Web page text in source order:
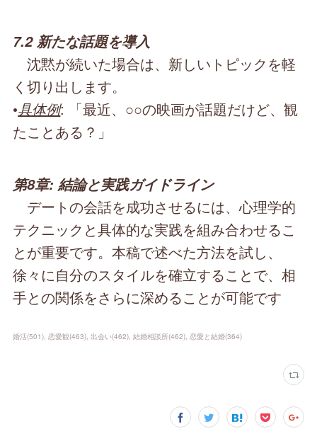
7.2 新たな話題を導入
沈黙が続いた場合は、新しいトピックを軽
く切り出します。
•具体例: 「最近、○○の映画が話題だけど、観
たことある？」
第8章: 結論と実践ガイドライン
デートの会話を成功させるには、心理学的
テクニックと具体的な実践を組み合わせるこ
とが重要です。本稿で述べた方法を試し、
徐々に自分のスタイルを確立することで、相
手との関係をさらに深めることが可能です
婚活(501) 恋愛観(463) 出会い(462) 結婚相談所(462) 恋愛と結婚(364)